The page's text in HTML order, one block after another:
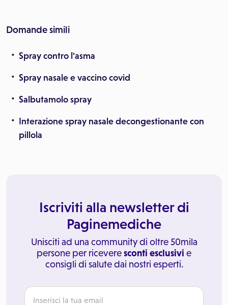
Domande simili
Spray contro l'asma
Spray nasale e vaccino covid
Salbutamolo spray
Interazione spray nasale decongestionante con
pillola
Iscriviti alla newsletter di
Paginemediche
Unisciti ad una community di oltre 50mila
persone per riceveresconti esclusivi e
consigli di salute dai nostri esperti.